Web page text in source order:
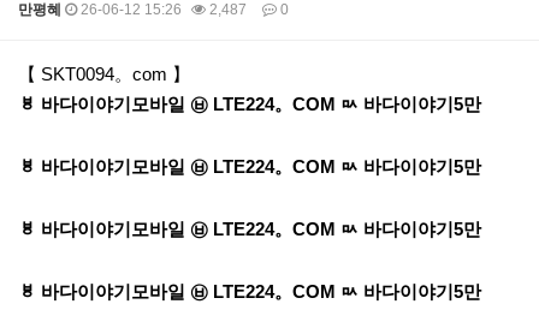
만평혜 26-06-12 15:26 2,487 0
본문
【 SKT0094。com 】
ㅸ 바다이야기모바일 ㉥ LTE224。COM ㅯ 바다이야기5만
ㅸ 바다이야기모바일 ㉥ LTE224。COM ㅯ 바다이야기5만
ㅸ 바다이야기모바일 ㉥ LTE224。COM ㅯ 바다이야기5만
ㅸ 바다이야기모바일 ㉥ LTE224。COM ㅯ 바다이야기5만